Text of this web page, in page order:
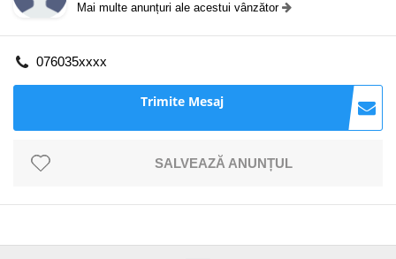
Mai multe anunțuri ale acestui vânzător
076035xxxx
Trimite Mesaj
SALVEAZĂ ANUNȚUL